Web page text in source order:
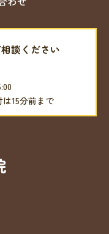
談ください
15分前まで